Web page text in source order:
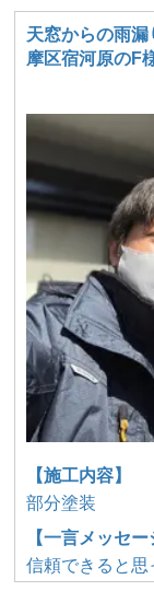
天窓からの雨
摩区宿河原のF
【施工内容】
部分塗装
【一言メッセー
信頼できると思